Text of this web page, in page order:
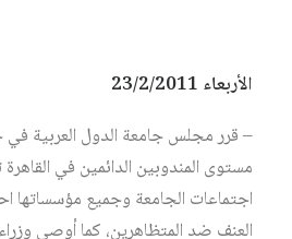
الأربعاء 23/2/2011
– قرر مجلس جامعة الدول العربية
مستوى المندوبين الدائمين في
اجتماعات الجامعة وجميع مؤسساتها
العنف ضد المتظاهرين، كما أوصى